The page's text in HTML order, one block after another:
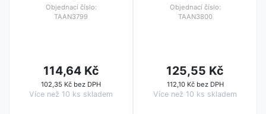
Objednací číslo:
TAAN3799
114,64 Kč
102,35 Kč bez DPH
Více než 10 ks skladem
Objednací číslo:
TAAN3800
125,55 Kč
112,10 Kč bez DPH
Více než 10 ks skladem